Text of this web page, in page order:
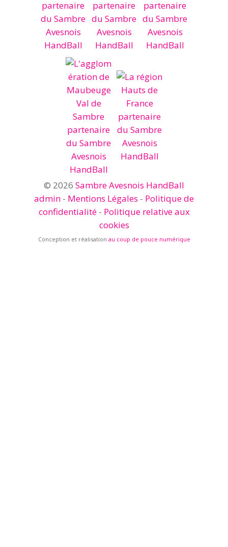
© 2026 Sambre Avesnois HandBall
admin - Mentions Légales - Politique de
confidentialité- Politique relative aux
cookies
Conception et réalisation au coup de pouce numérique